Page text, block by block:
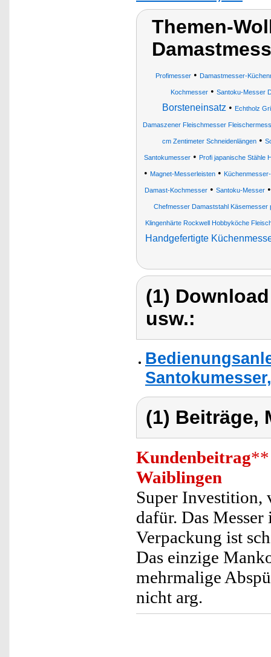
Themen-
Profimesser • Damastmesser-
Kochmesser • Santoku-Messer
Borsteneinsatz • Echtholz
Damaszener Fleischmesser
cm Zentimeter Schneidenlängen•
Santokumesser• Profi japanische Stähle
• Magnet-Messerleisten•
Damast-Kochmesser• Santoku-Messer
Chefmesser Damaststahl Käsemesser
Klingenhärte Rockwell Hobbyköche
Handgefertigte
(1)
usw.:
(1) Beiträge,
Kundenbeitrag**
Waiblingen
Super Investition,
dafür. Das
Verpackung ist
Das einzige
mehrmalige
nicht arg.